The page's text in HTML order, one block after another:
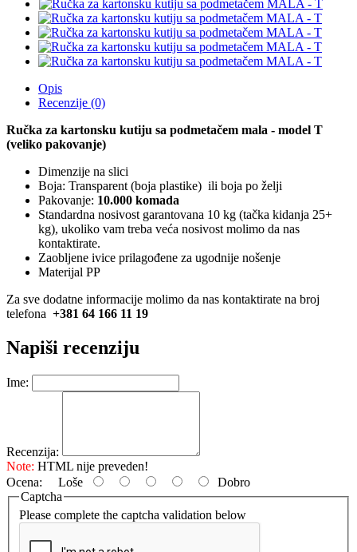
Opis
Recenzije (0)
Ručka za kartonsku kutiju sa podmetačem mala - model T
(veliko pakovanje)
Dimenzije na slici
Boja: Transparent (boja plastike) ili boja po želji
Pakovanje: 10.000 komada
Standardna nosivost garantovana 10 kg (tačka kidanja 25+
kg), ukoliko vam treba veća nosivost molimo da nas
kontaktirate.
Zaobljene ivice prilagođene za ugodnije nošenje
Materijal PP
Za sve dodatne informacije molimo da nas kontaktirate na broj
telefona +381 64 166 11 19
Napiši recenziju
Ime:
Recenzija:
Note: HTML nije preveden!
Ocena: Loše
Dobro
Captcha
Please complete the captcha validation below